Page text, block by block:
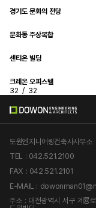
경기도 문화의 전당
문화동 주상복합
센티온 빌딩
크레온 오피스텔
32 / 32
도원엔지니어링건축사사무소
TEL : 042.521.2100
FAX : 042.521.2101
E-MAIL :
주소 : 대전광역시 서구 계룡